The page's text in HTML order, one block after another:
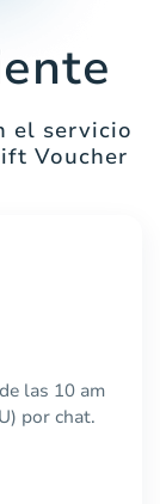
el servicio
Voucher
las 10 am
por chat.